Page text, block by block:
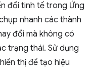
đổi tinh tế trong Ứng
nhanh các thành
đổi mà không có
trạng thái. Sử dụng
thị để tạo hiệu